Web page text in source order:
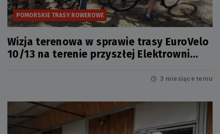
POMORSKIE TRASY ROWEROWE
Wizja terenowa w sprawie trasy EuroVelo
10/13 na terenie przyszłej Elektrowni
3 miesiące temu